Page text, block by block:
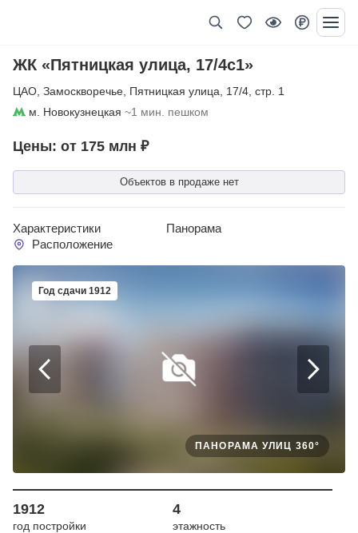
ЖК «Пятницкая улица, 17/4с1»
ЦАО Замоскворечье Пятницкая улица 17/4 стр. 1
м. Новокузнецкая ~1 мин. пешком
Объектов в продаже нет
Цены: от 175 млн ₽
Характеристики
Панорама
Расположение
Год сдачи 1912
ПАНОРАМА УЛИЦ 360°
1912
год постройки
4
этажность